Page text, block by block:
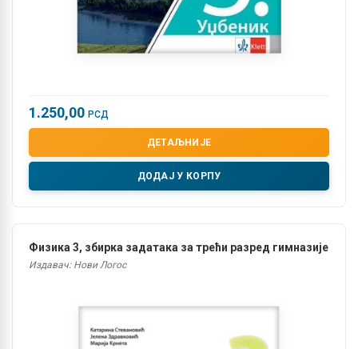
1.250,00 РСД
ДЕТАЉНИЈЕ
ДОДАЈ У КОРПУ
Физика 3, збирка задатака за трећи разред гимназије
Издавач: Нови Логос